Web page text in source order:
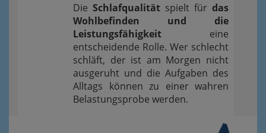
Die Schlafqualität spielt für das
Wohlbefinden und die
Leistungsfähigkeit eine
entscheidende Rolle. Wer schlecht
schläft, der ist am Morgen nicht
ausgeruht und die Aufgaben des
Alltags können zu einer wahren
Belastungsprobe werden.